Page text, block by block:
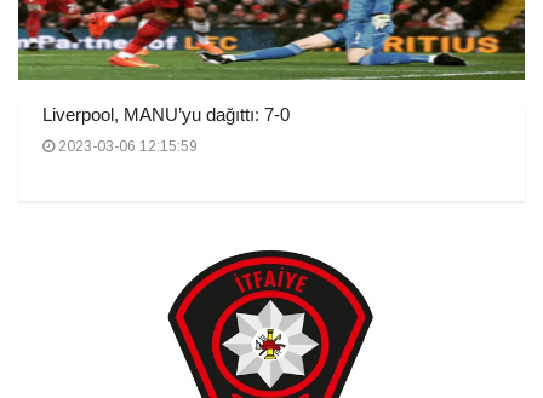
Liverpool, MANU’yu dağıttı: 7-0
2023-03-06 12:15:59